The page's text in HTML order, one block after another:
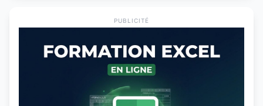
PUBLICITÉ